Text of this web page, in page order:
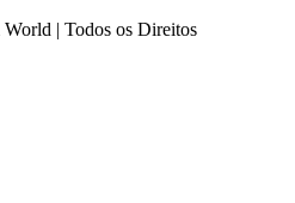
| Todos os Direitos